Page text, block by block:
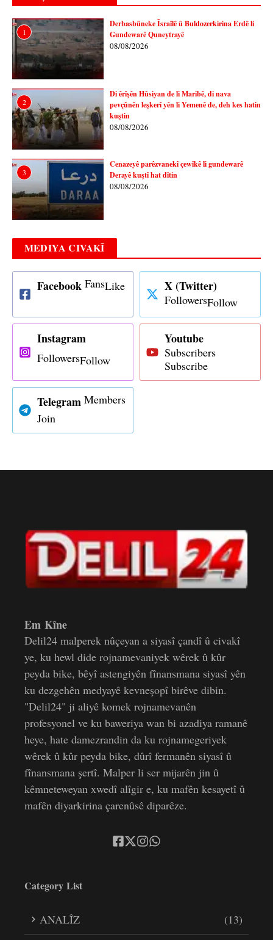
1
Derbasbûneke Îsraîlê û Buldozerkirina Erdê li
Gundewarê Quneytrayê
08/08/2026
2
Di êrîşên Hûsiyan de li Maribê, di nava
pevçûnên leşkerî yên li Yemenê de, deh kes hatin
kuştin
08/08/2026
3
Cenazeyê parêzvanekî çewîkê li gundewarê
Derayê kuştî hat dîtin
08/08/2026
MEDIYA CIVAKÎ
Facebook FansLike X (Twitter)
FollowersFollow
Instagram
FollowersFollow
Youtube
Subscribers
Subscribe
Telegram Members
Join
Em Kîne
Delil24 malperek nûçeyan a siyasî çandî û civakî
ye, ku hewl dide rojnamevaniyek wêrek û kûr
peyda bike, bêyî astengiyên fînansmana siyasî yên
ku dezgehên medyayê kevneşopî birêve dibin.
"Delil24" ji aliyê komek rojnamevanên
profesyonel ve ku baweriya wan bi azadiya ramanê
heye, hate damezrandin da ku rojnamegeriyek
wêrek û kûr peyda bike, dûrî fermanên siyasî û
fînansmana şertî. Malper li ser mijarên jin û
kêmneteweyan xwedî alîgir e, ku mafên kesayetî û
mafên diyarkirina çarenûsê diparêze.
Category List
ANALÎZ
(13)